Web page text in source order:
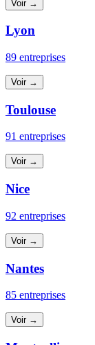
Voir →
Lyon
89 entreprises
Voir →
Toulouse
91 entreprises
Voir →
Nice
92 entreprises
Voir →
Nantes
85 entreprises
Voir →